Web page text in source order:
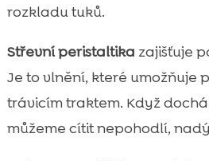
rozkladu tuků.
Střevní peristaltika zajišťuje
Je to vlnění, které umožňuje
trávicím traktem. Když
můžeme cítit nepohodlí,